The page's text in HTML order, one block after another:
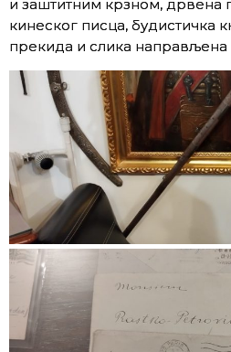
и заштитним крзном, дрвена
кинеског писца, будистичка
прекида и слика направљена